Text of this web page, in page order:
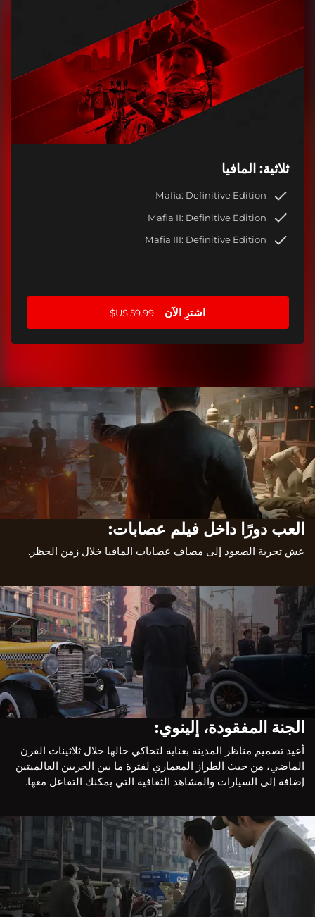
ثلاثية: المافيا
Mafia: Definitive Edition
Mafia II: Definitive Edition
Mafia III: Definitive Edition
اشترِ الآن
العب دورًا داخل فيلم عصابات:
عش تجربة الصعود إلى مصاف عصابات المافيا خلال زمن الحظر.
الجنة المفقودة، إلينوي:
أعيد تصميم مناظر المدينة بعناية لتحاكي حالها خلال ثلاثينات القرن
الماضي، من حيث الطراز المعماري لفترة ما بين الحربين العالميتين
إضافة إلى السيارات والمشاهد الثقافية التي يمكنك التفاعل معها.